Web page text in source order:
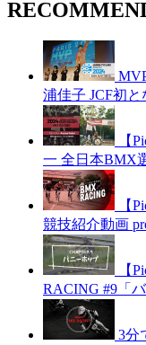
浦佳子 JCF初
【
一 全日本BMX
【
競技紹介動画
【
RACING #9「
3分